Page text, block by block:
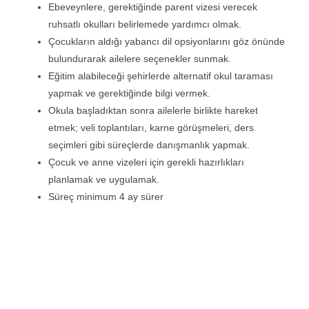
Ebeveynlere, gerektiğinde parent vizesi verecek
ruhsatlı okulları belirlemede yardımcı olmak.
Çocukların aldığı yabancı dil opsiyonlarını göz önünde
bulundurarak ailelere seçenekler sunmak.
Eğitim alabileceği şehirlerde alternatif okul taraması
yapmak ve gerektiğinde bilgi vermek.
Okula başladıktan sonra ailelerle birlikte hareket
etmek; veli toplantıları, karne görüşmeleri, ders
seçimleri gibi süreçlerde danışmanlık yapmak.
Çocuk ve anne vizeleri için gerekli hazırlıkları
planlamak ve uygulamak.
Süreç minimum 4 ay sürer